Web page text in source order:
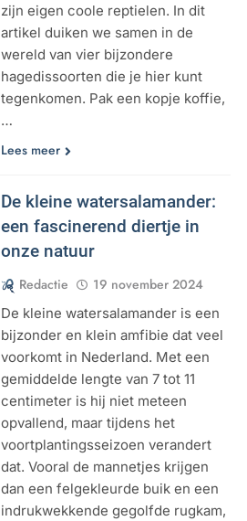
zijn eigen coole reptielen. In dit
artikel duiken we samen in de
wereld van vier bijzondere
hagedissoorten die je hier kunt
tegenkomen. Pak een kopje koffie,
…
Lees meer
De kleine watersalamander:
een fascinerend diertje in
onze natuur
Redactie 19 november 2024
De kleine watersalamander is een
bijzonder en klein amfibie dat veel
voorkomt in Nederland. Met een
gemiddelde lengte van 7 tot 11
centimeter is hij niet meteen
opvallend, maar tijdens het
voortplantingsseizoen verandert
dat. Vooral de mannetjes krijgen
dan een felgekleurde buik en een
indrukwekkende gegolfde rugkam,